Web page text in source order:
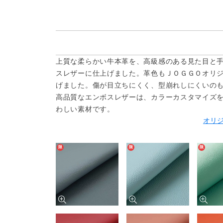
上質な柔らかい牛本革を、高級感のある見た目と
スレザーに仕上げました。革色もＪＯＧＧＯオリ
げました。傷が目立ちにくく、型崩れしにくいの
高品質なエンボスレザーは、カラーカスタマイズ
わしい素材です。
オリ
限 限 限